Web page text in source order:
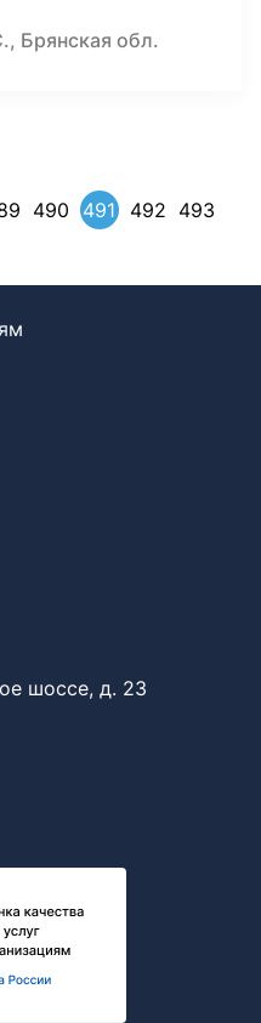
Брянская обл.
490 491 492 493
шоссе, д. 23